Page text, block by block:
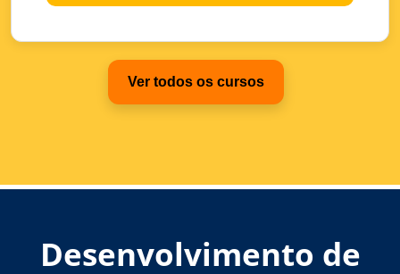
Ver todos os cursos
Desenvolvimento de